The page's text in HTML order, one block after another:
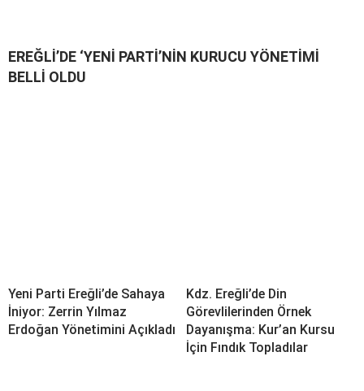
EREĞLİ’DE ‘YENİ PARTİ’NİN KURUCU YÖNETİMİ
BELLİ OLDU
Yeni Parti Ereğli’de Sahaya
İniyor: Zerrin Yılmaz
Erdoğan Yönetimini Açıkladı
Kdz. Ereğli’de Din
Görevlilerinden Örnek
Dayanışma: Kur’an Kursu
İçin Fındık Topladılar